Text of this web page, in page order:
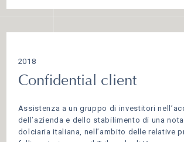
2018
Confidential client
Assistenza a un gruppo di investitori
dell’azienda e dello stabilimento di una
dolciaria italiana, nell’ambito delle relative